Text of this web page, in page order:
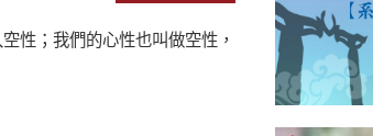
性；我們的心性也叫做空性，